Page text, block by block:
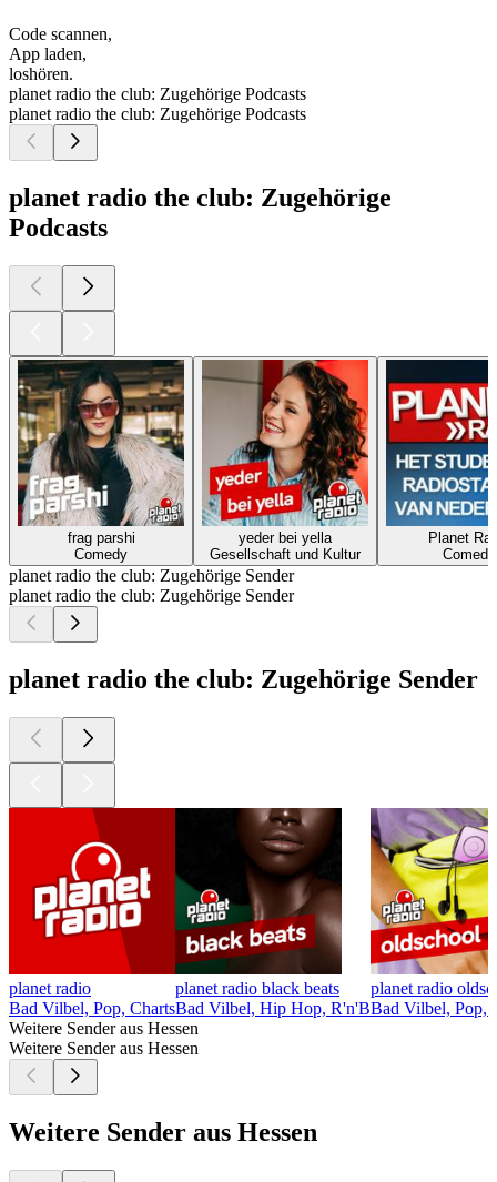
Code scannen,
App laden,
loshören.
planet radio the club: Zugehörige Podcasts
planet radio the club: Zugehörige Podcasts
planet radio the club: Zugehörige
Podcasts
frag parshi
Comedy
yeder bei yella
Gesellschaft und Kultur
Planet
Comedy
planet radio the club: Zugehörige Sender
planet radio the club: Zugehörige Sender
planet radio the club: Zugehörige Sender
planet radio
Bad Vilbel, Pop, Charts
planet radio black beats
Bad Vilbel, Hip Hop, R'n'B
planet radio
Bad Vilbel, Pop,
Weitere Sender aus Hessen
Weitere Sender aus Hessen
Weitere Sender aus Hessen